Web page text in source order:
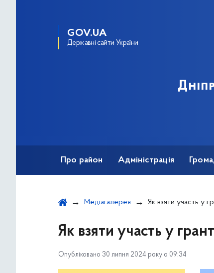
GOV.UA
Державні сайти України
Про район Адміністрація
Медіагалерея Як взяти участь у
Як взяти участь у
Опубліковано 30 липня 2024 року о 09:34